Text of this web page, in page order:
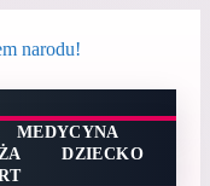
MEDYCYNA
DZIECKO